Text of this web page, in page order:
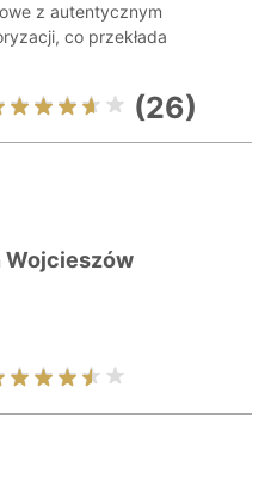
z autentycznym
co przekłada
(26)
Wojcieszów